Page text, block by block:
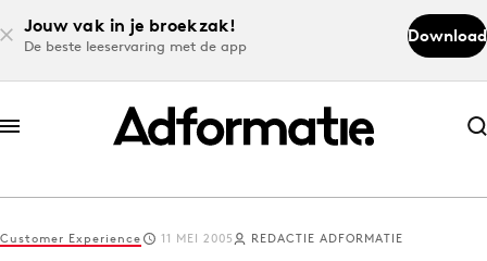
Jouw vak in je broekzak!
De beste leeservaring met de app
Download
Abonneer nu
Abonneer nu
Log in
Customer Experience 11 MEI 2005 REDACTIE ADFORMATIE